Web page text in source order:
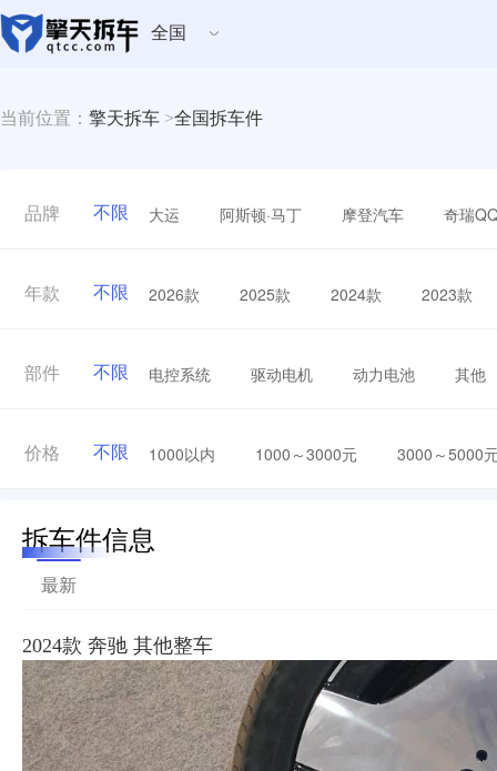
全国
当前位置： 擎天拆车 >全国拆车件
品牌 不限 大运 阿斯顿·马丁 摩登汽车 奇瑞
年款 不限 2026款 2025款 2024款 2023款
部件 不限 电控系统 驱动电机 动力电池 其他
价格 不限 1000以内 1000～3000元 3000～5000
拆车件信息
最新
2024款 奔驰 其他整车